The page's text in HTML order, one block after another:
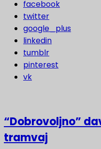
facebook
twitter
google_plus
linkedin
tumblr
pinterest
vk
“Dobrovoljno”
tramvaj